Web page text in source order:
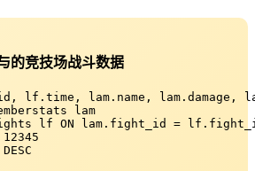
的竞技场战斗数据
lf.time, lam.name, lam.damage,
lam
lf ON lam.fight_id =